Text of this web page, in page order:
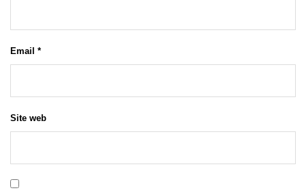
Email *
Site web